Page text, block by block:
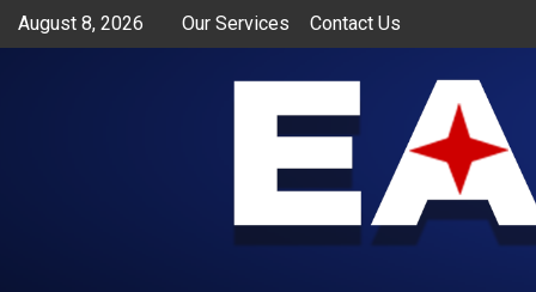
August 8, 2026 Our Services Contact Us